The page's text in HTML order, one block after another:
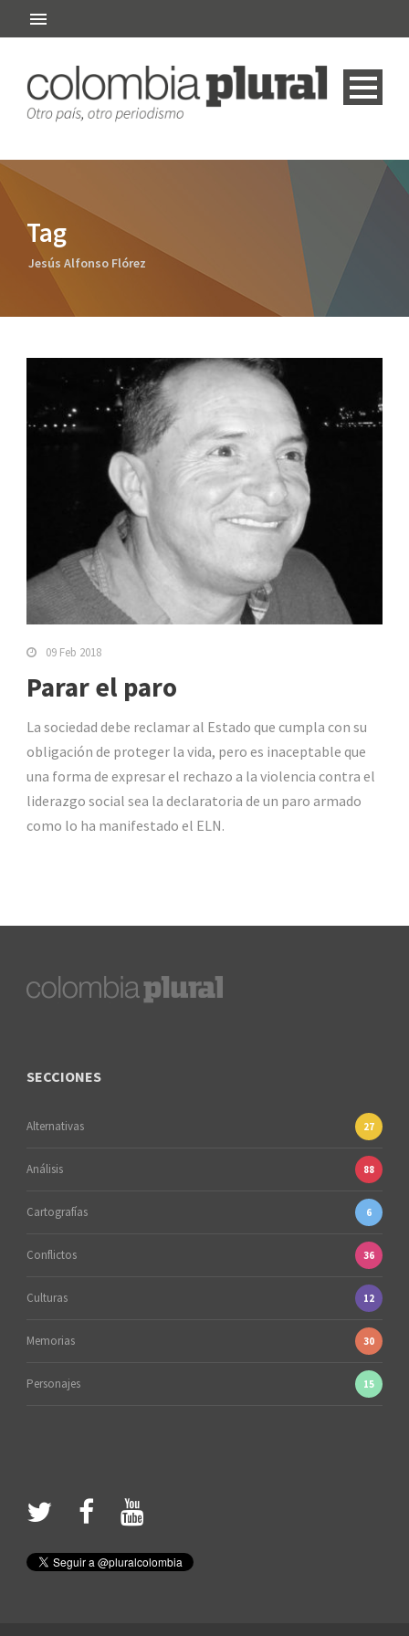
Tag
Jesús Alfonso Flórez
09 Feb 2018
Parar el paro
La sociedad debe reclamar al Estado que cumpla con su
obligación de proteger la vida, pero es inaceptable que
una forma de expresar el rechazo a la violencia contra el
liderazgo social sea la declaratoria de un paro armado
como lo ha manifestado el ELN.
SECCIONES
Alternativas 27
Análisis 88
Cartografías 6
Conflictos 36
Culturas 12
Memorias 30
Personajes 15